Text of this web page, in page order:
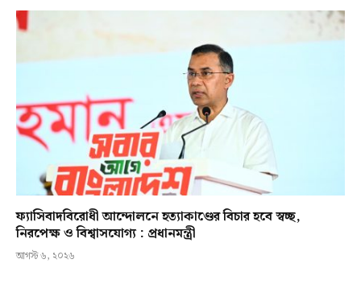
ফ্যাসিবাদবিরোধী আন্দোলনে হত্যাকাণ্ডের বিচার হবে স্বচ্ছ,
নিরপেক্ষ ও বিশ্বাসযোগ্য : প্রধানমন্ত্রী
আগস্ট ৬, ২০২৬